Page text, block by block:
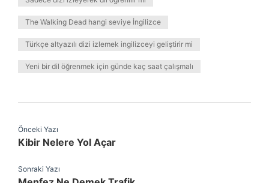
The Walking Dead hangi seviye İngilizce
Türkçe altyazılı dizi izlemek ingilizceyi geliştirir mi
Yeni bir dil öğrenmek için günde kaç saat çalışmalı
Önceki Yazı
Kibir Nelere Yol Açar
Sonraki Yazı